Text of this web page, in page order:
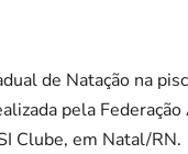
de Natação na
pela
Clube, em Natal/RN.